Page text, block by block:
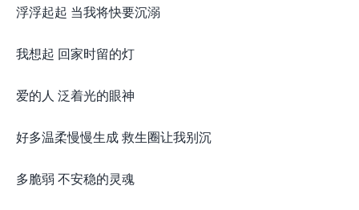
浮浮起起 当我将快要沉溺
我想起 回家时留的灯
爱的人 泛着光的眼神
好多温柔慢慢生成 救生圈让我别沉
多脆弱 不安稳的灵魂